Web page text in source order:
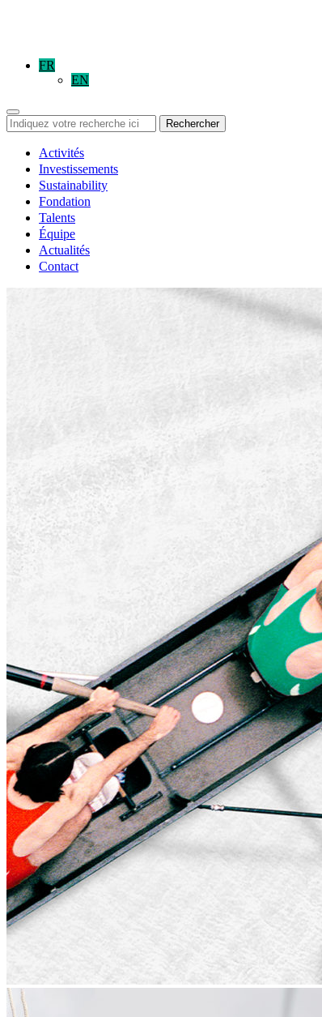
FR
EN
Rechercher
Activités
Investissements
Sustainability
Fondation
Talents
Équipe
Actualités
Contact